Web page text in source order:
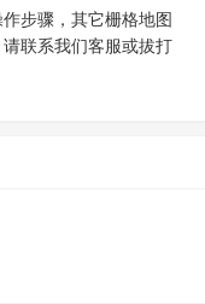
步骤，其它栅格地图
联系我们客服或拔打